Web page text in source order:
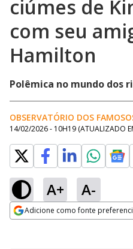
ciúmes de
com seu
Hamilton
Polêmica no mundo dos
OBSERVATÓRIO DOS
14/02/2026 - 10H19 (ATUALIZADO
A+ A-
Adicione como fonte